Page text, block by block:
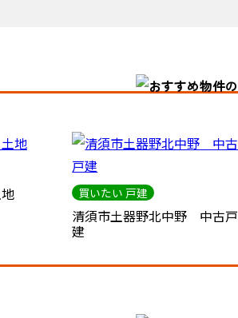
買いたい 戸建
清須市土器野北中野 中古戸
建